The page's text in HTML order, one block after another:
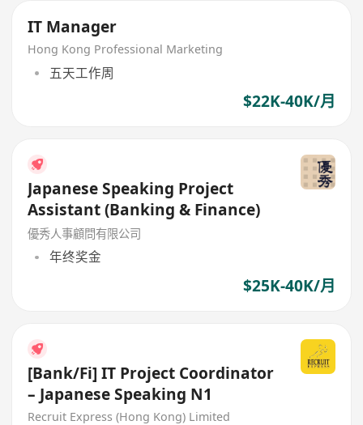
IT Manager
Hong Kong Professional Marketing
五天工作周
$22K-40K/月
Japanese Speaking Project
Assistant (Banking & Finance)
優秀人事顧問有限公司
年终奖金
$25K-40K/月
[Bank/Fi] IT Project Coordinator
– Japanese Speaking N1
Recruit Express (Hong Kong) Limited